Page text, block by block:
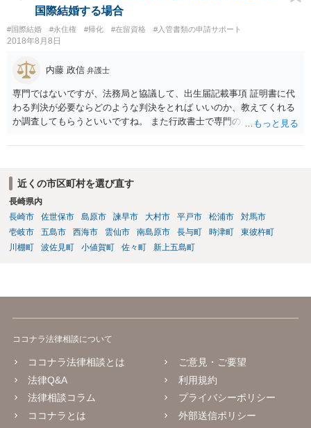
国際結婚する場合
#国際結婚 #永住権 #帰化 #在留資格 #入管書類の申請サポート
2018年8月8日
内藤 政信 弁護士
専門ではないですが、法務局と協議して、出生届記載事項 証明書に代
わる判決が必要ならどのような判決をとれば いいのか、教えてくれる
か調査してもらうといいですね。 また行政書士で専門の方がいそうな
近くの市区町村を選び直す
長崎県内
長崎市
佐世保市 島原市 諫早市 大村市 平戸市 松浦市
対馬市
壱岐市
五島市 西海市 雲仙市 南島原市 長与町 時津町
東彼杵町
川棚町
波佐見町 小値賀町 佐々町 新上五島町
ココナラ法律相談について
ココナラ法律相談とは
法律Q&A
法律相談コラム
ココナラとは
ご意見・ご要望
利用規約
プライバシーポリシー
外部送信ポリシー